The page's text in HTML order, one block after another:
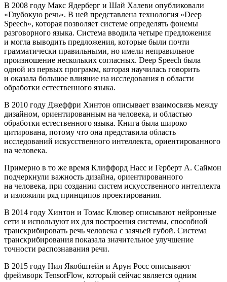
В 2008 году Макс Ядерберг и Шай Халеви опубликовали
«Глубокую речь». В ней представлена технология «Deep
Speech», которая позволяет системе определять фонемы
разговорного языка. Система вводила четыре предложения
и могла выводить предложения, которые были почти
грамматически правильными, но имели неправильное
произношение нескольких согласных. Deep Speech была
одной из первых программ, которая научилась говорить
и оказала большое влияние на исследования в области
обработки естественного языка.
В 2010 году Джеффри Хинтон описывает взаимосвязь между
дизайном, ориентированным на человека, и областью
обработки естественного языка. Книга была широко
цитирована, потому что она представила область
исследований искусственного интеллекта, ориентированного
на человека.
Примерно в то же время Клиффорд Насс и Герберт А. Саймон
подчеркнули важность дизайна, ориентированного
на человека, при создании систем искусственного интеллекта
и изложили ряд принципов проектирования.
В 2014 году Хинтон и Томас Клювер описывают нейронные
сети и используют их для построения системы, способной
транскрибировать речь человека с заячьей губой. Система
транскрибирования показала значительное улучшение
точности распознавания речи.
В 2015 году Нил Якобштейн и Арун Росс описывают
фреймворк TensorFlow, который сейчас является одним